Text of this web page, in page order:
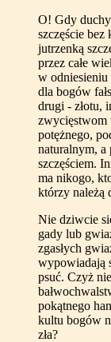
O! Gdy
szczęście bez
jutrzenką
przez całe
w
dla bogów
drugi - złotu,
zwycięstwom
potężnego,
naturalnym, a
szczęściem.
ma nikogo,
którzy należą
Nie dziwcie
gady lub
zgasłych
wypowiadają
psuć. Czyż
pokątnego
kultu bogów
zła?